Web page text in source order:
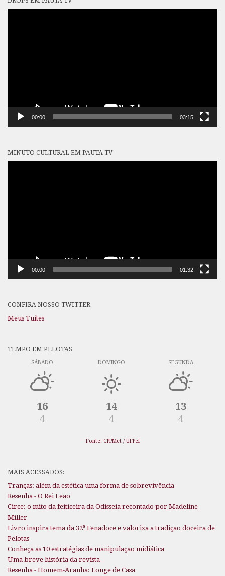
00:00 03:15
MINUTO CULTURAL EM PAUTA TV
00:00 01:32
CONFIRA NOSSO TWITTER
Meus Tuítes
TEMPO EM PELOTAS
SÁBADO
16
4
DOMINGO
14
4
SEGUNDA
13
4
Fonte: CPPMet / UFPel
MAIS ACESSADOS:
Tranças: além da estética uma forma de sobrevivência
Resenha - O Rei Leão
Circe: o mito da feiticeira da Odisseia recontado por Madeline
Miller
Livro inspira tema da 32ª Fenadoce e valoriza a tradição doceira de
Pelotas
Conheça as 10 estratégias de manipulação midiática
Uma breve história da revista
Resenha - Homem-Aranha: Longe de Casa